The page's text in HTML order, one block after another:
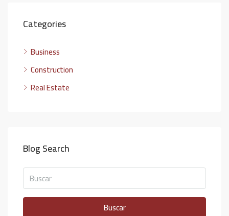
Categories
Business
Construction
Real Estate
Blog Search
Buscar